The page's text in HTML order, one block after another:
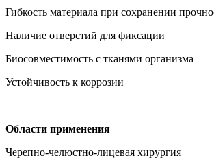
Гибкость материала при сохранении
Наличие отверстий для фиксации
Биосовместимость с тканями организма
Устойчивость к коррозии
Области применения
Черепно-челюстно-лицевая хирургия